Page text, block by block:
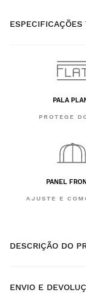
ESPECIFICAÇÕES
PALA
PROTEGE
PANEL
AJUSTE E
DESCRIÇÃO DO
ENVIO E